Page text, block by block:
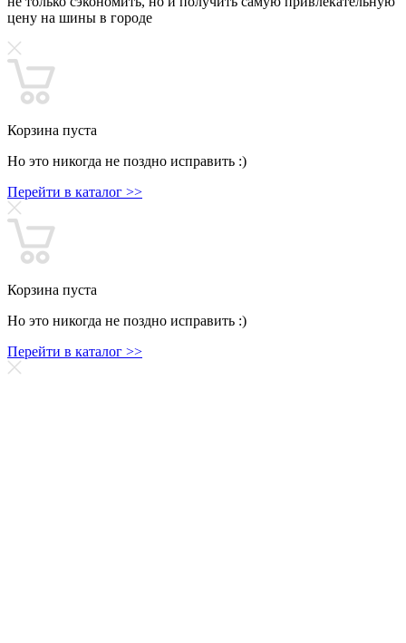
цену на шины в городе
Корзина пуста
Но это никогда не поздно исправить :)
Перейти в каталог >>
Корзина пуста
Но это никогда не поздно исправить :)
Перейти в каталог >>